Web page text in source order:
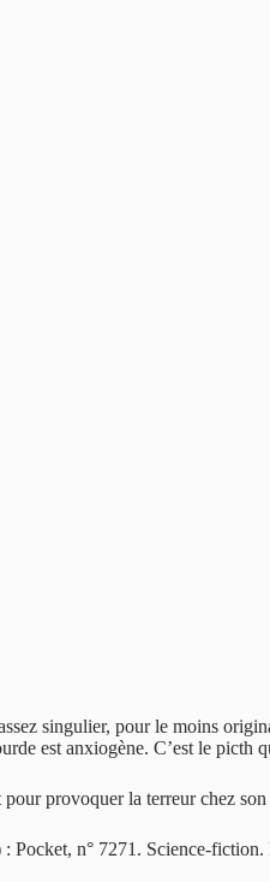
singulier, pour le moins
est anxiogène. C’est le picth
provoquer la terreur chez son
Pocket, n° 7271. Science-